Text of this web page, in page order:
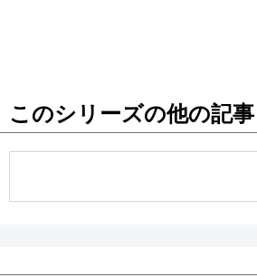
東京
このシリーズの他の記事